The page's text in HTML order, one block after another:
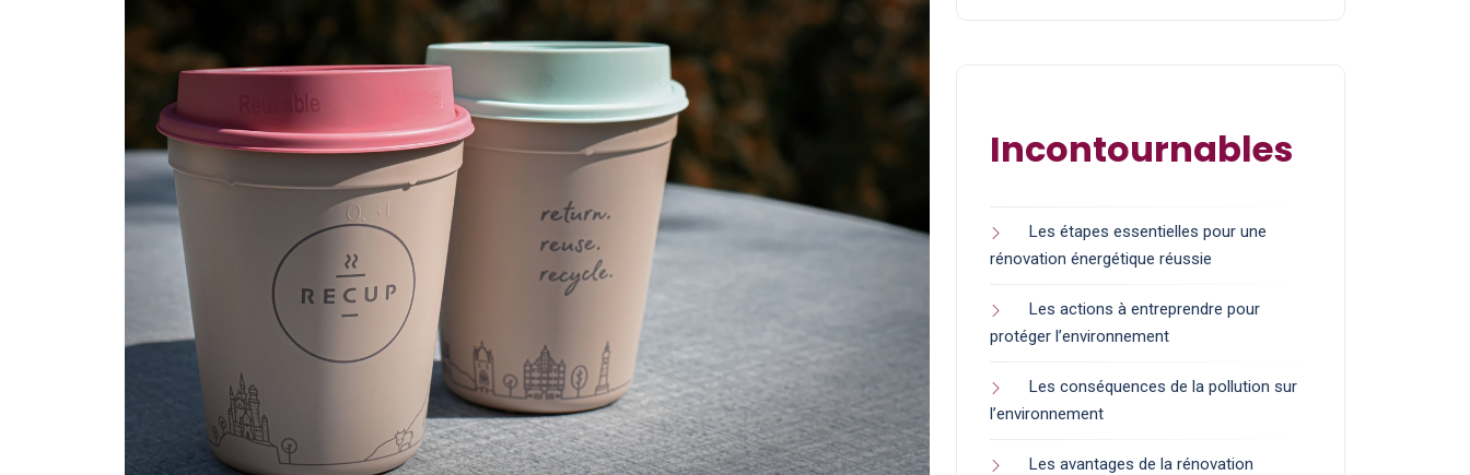
Incontournables
Les étapes essentielles pour une
rénovation énergétique réussie
Les actions à entreprendre pour
protéger l’environnement
Les conséquences de la pollution sur
l’environnement
Les avantages de la rénovation